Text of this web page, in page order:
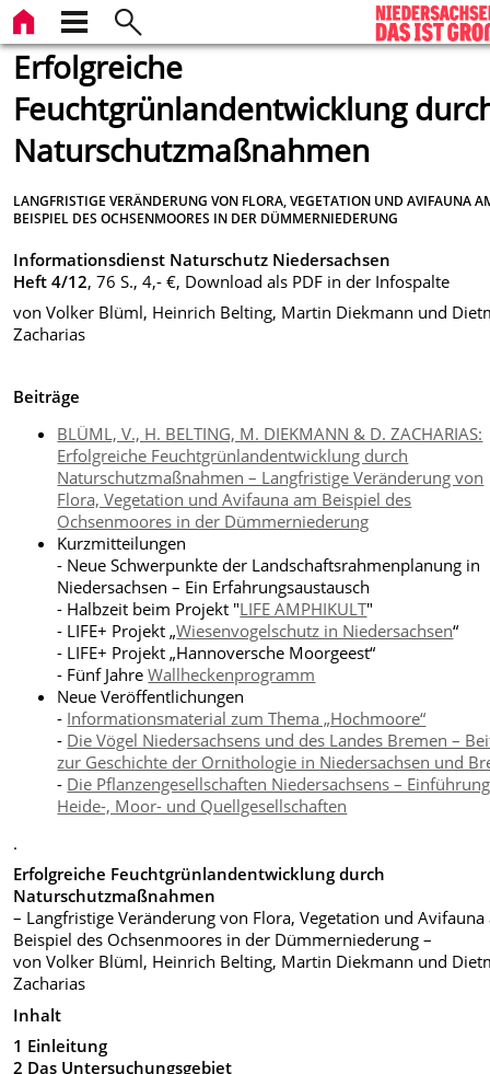
Erfolgreiche
Feuchtgrünlandentwicklung
Naturschutzmaßnahmen
LANGFRISTIGE VERÄNDERUNG VON FLORA, VEGETATION UND AVIFAUNA
BEISPIEL DES OCHSENMOORES IN DER DÜMMERNIEDERUNG
Informationsdienst Naturschutz Niedersachsen
Heft 4/12, 76 S., 4,- €, Download als PDF in der Infospalte
von Volker Blüml, Heinrich Belting, Martin Diekmann und
Zacharias
Beiträge
BLÜML, V., H. BELTING, M. DIEKMANN & D. ZACHARIAS:
Erfolgreiche Feuchtgrünlandentwicklung durch
Naturschutzmaßnahmen – Langfristige Veränderung von
Flora, Vegetation und Avifauna am Beispiel des
Ochsenmoores in der Dümmerniederung
Kurzmitteilungen
- Neue Schwerpunkte der Landschaftsrahmenplanung in
Niedersachsen – Ein Erfahrungsaustausch
- Halbzeit beim Projekt "LIFE AMPHIKULT"
- LIFE+ Projekt „Wiesenvogelschutz in Niedersachsen“
- LIFE+ Projekt „Hannoversche Moorgeest“
- Fünf JahreWallheckenprogramm
Neue Veröffentlichungen
- Informationsmaterial zum Thema „Hochmoore“
- Die Vögel Niedersachsens und des Landes Bremen –
zur Geschichte der Ornithologie in Niedersachsen und
- Die Pflanzengesellschaften Niedersachsens –
Heide-, Moor- und Quellgesellschaften
.
Erfolgreiche Feuchtgrünlandentwicklung durch
Naturschutzmaßnahmen
– Langfristige Veränderung von Flora, Vegetation und Avifauna
Beispiel des Ochsenmoores in der Dümmerniederung –
von Volker Blüml, Heinrich Belting, Martin Diekmann und
Zacharias
Inhalt
1 Einleitung
2 Das Untersuchungsgebiet